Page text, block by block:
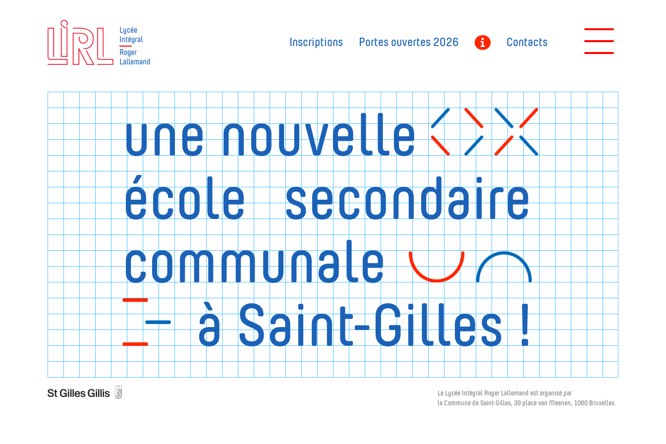
Lycée
Intégral
Roger
Lallemand
Inscriptions Portes ouvertes 2026 Contacts
une nouvelle
école secondaire
communale
à Saint-Gilles !
Le Lycée Intégral Roger Lallemand est organisé par
la Commune de Saint-Gilles, 39 place van Meenen, 1060 Bruxelles.